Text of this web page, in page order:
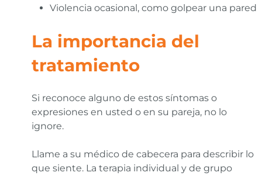
Violencia ocasional, como golpear una pared
La importancia del
tratamiento
Si reconoce alguno de estos síntomas o
expresiones en usted o en su pareja, no lo
ignore.
Llame a su médico de cabecera para describir lo
que siente. La terapia individual y de grupo